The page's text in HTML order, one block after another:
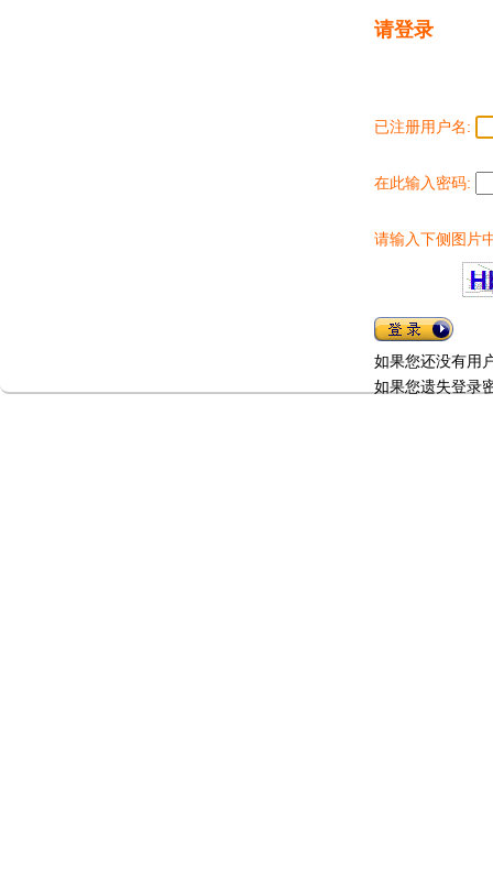
请登录
已注册用户名:
在此输入密码:
请输入下侧图片
如果您还没有用
如果您遗失登录